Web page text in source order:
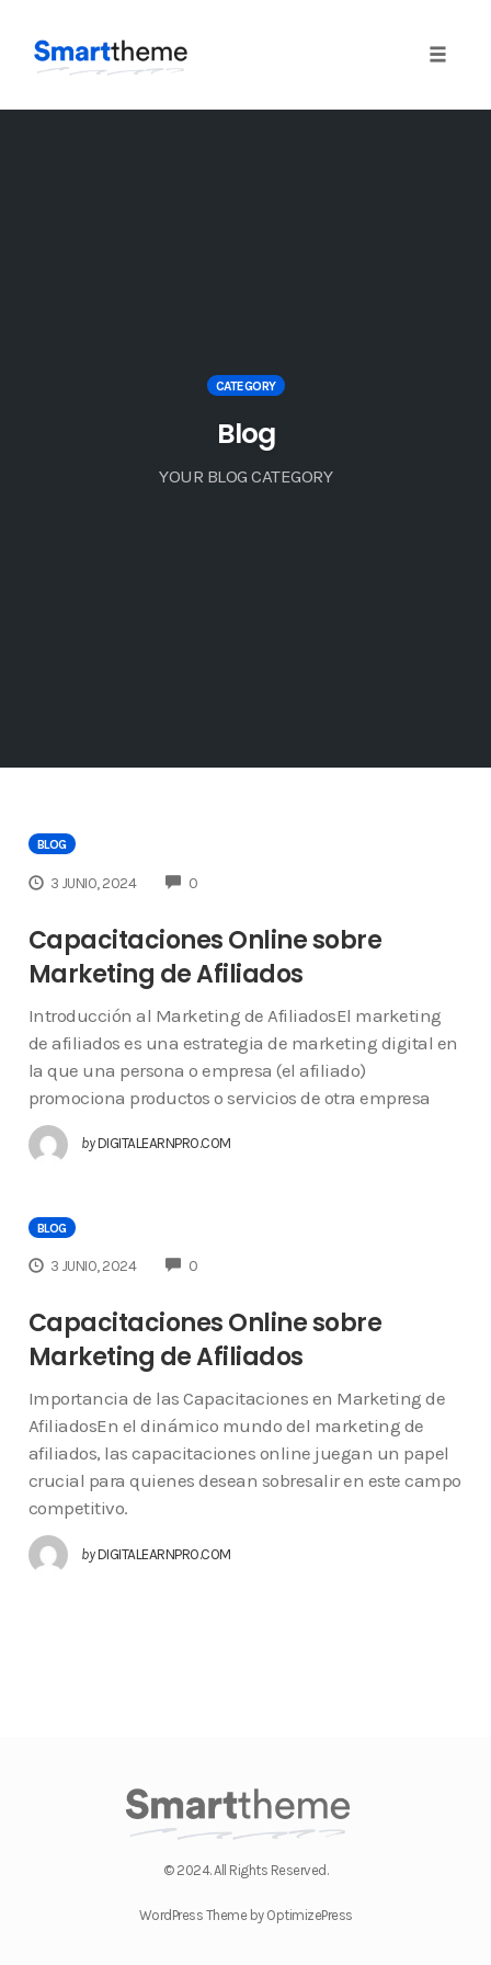
CATEGORY
Blog
YOUR BLOG CATEGORY
BLOG
3 JUNIO, 2024 0COMMENTS
Capacitaciones Online sobre
Marketing de Afiliados
Introducción al Marketing de AfiliadosEl marketing
de afiliados es una estrategia de marketing digital en
la que una persona o empresa (el afiliado)
promociona productos o servicios de otra empresa
by DIGITALEARNPRO.COM
BLOG
3 JUNIO, 2024 0COMMENTS
Capacitaciones Online sobre
Marketing de Afiliados
Importancia de las Capacitaciones en Marketing de
AfiliadosEn el dinámico mundo del marketing de
afiliados, las capacitaciones online juegan un papel
crucial para quienes desean sobresalir en este campo
competitivo.
by DIGITALEARNPRO.COM
© 2024. All Rights Reserved.
WordPress Theme by OptimizePress